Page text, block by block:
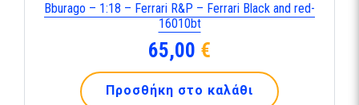
Bburago – 1:18 – Ferrari R&P – Ferrari Black and red-
16010bt
65,00 €
Προσθήκη στο καλάθι